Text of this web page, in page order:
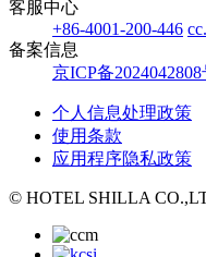
客服中心
+86-4001-200-446
备案信息
京ICP备2024042808
个人信息处理政策
使用条款
应用程序隐私政策
© HOTEL SHILLA